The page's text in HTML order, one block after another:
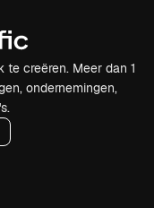
creëren. Meer dan 1
ondernemingen,